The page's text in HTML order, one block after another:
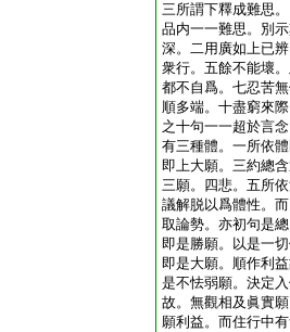
三所謂下釋成難思
品内一一難思。別
深。二用廣如上已
衆行。五餘不能壞
都不自爲。七忍苦
順多端。十盡窮來
之十句一一超於言
有三種體。一所依
即上大願。三約總
三願。四悲。五所
議解脱以爲體性。
取論勢。亦初句是
即是勝願。以是一
即是大願。順作利
是不怯弱願。決定
故。無觀相及眞實
願利益。而住行中